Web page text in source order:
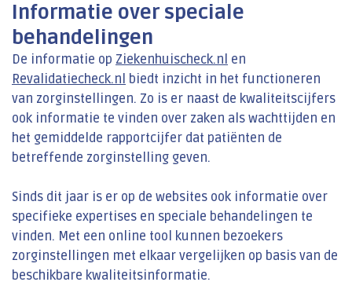
Informatie over speciale
behandelingen
De informatie op Ziekenhuischeck.nl en
Revalidatiecheck.nl biedt inzicht in het functioneren
van zorginstellingen. Zo is er naast de kwaliteitscijfers
ook informatie te vinden over zaken als wachttijden en
het gemiddelde rapportcijfer dat patiënten de
betreffende zorginstelling geven.
Sinds dit jaar is er op de websites ook informatie over
specifieke expertises en speciale behandelingen te
vinden. Met een online tool kunnen bezoekers
zorginstellingen met elkaar vergelijken op basis van de
beschikbare kwaliteitsinformatie.